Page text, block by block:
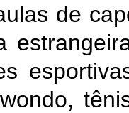
de